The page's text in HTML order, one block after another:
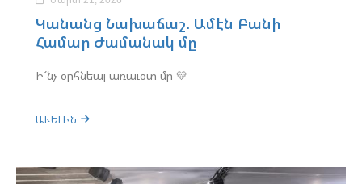
Կանանց Նախաճաշ. Ամէն Բանի
Համար Ժամանակ մը
Ի՜նչ օրհնեալ առաւօտ մը 💛
ԱՒԵԼԻՆ